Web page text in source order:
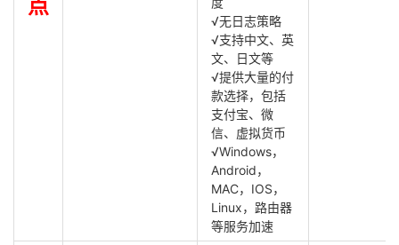
点
√无日志策略
√支持中文、英
文、日文等
√提供大量的付
款选择，包括
支付宝、微
信、虚拟货币
√Windows，
Android，
MAC，IOS，
Linux，路由器
等服务加速